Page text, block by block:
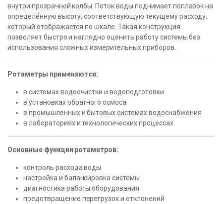
внутри прозрачной колбы. Поток воды поднимает поплавок на
определённую высоту, соответствующую текущему расходу,
который отображается по шкале. Такая конструкция
позволяет быстро и наглядно оценить работу системы без
использования сложных измерительных приборов.
Ротаметры применяются:
в системах водоочистки и водоподготовки
в установках обратного осмоса
в промышленных и бытовых системах водоснабжения
в лабораториях и технологических процессах
Основные функции ротаметров:
контроль расхода воды
настройка и балансировка системы
диагностика работы оборудования
предотвращение перегрузок и отклонений